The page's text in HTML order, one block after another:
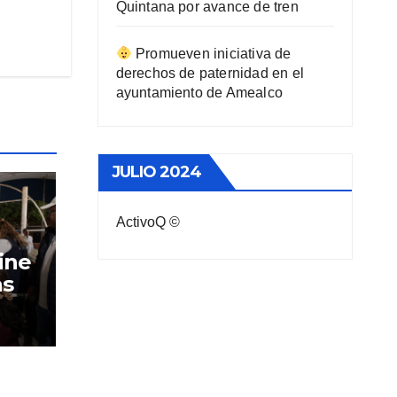
Quintana por avance de tren
Promueven iniciativa de
derechos de paternidad en el
ayuntamiento de Amealco
JULIO 2024
ActivoQ ©